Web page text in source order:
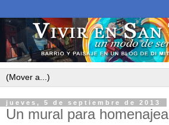
jueves, 5 de septiembre de 2013
Un mural para